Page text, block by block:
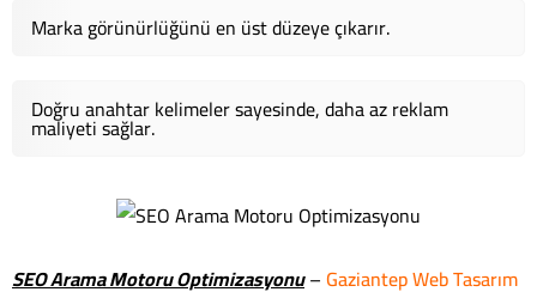
Marka görünürlüğünü en üst düzeye çıkarır.
Doğru anahtar kelimeler sayesinde, daha az reklam
maliyeti sağlar.
SEO Arama Motoru Optimizasyonu–Gaziantep Web Tasarım